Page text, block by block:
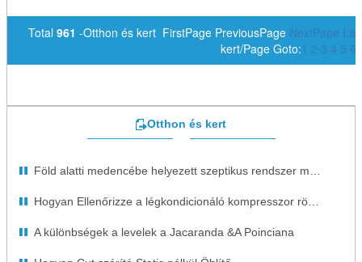
Total 961 -Otthon és kert FirstPage PreviousPage NextPage
kert/Page Goto:1 2 3 4 5 6
Otthon és kert
A különbségek a levelek a Jacaranda &A Poinciana